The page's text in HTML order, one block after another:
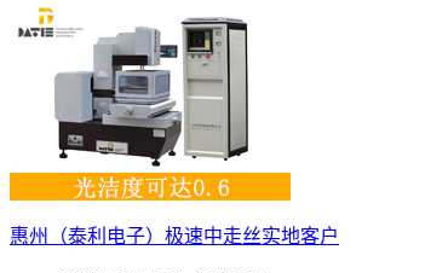
惠州（泰利电子）极速中走丝实地客户